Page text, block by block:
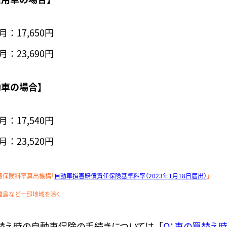
：17,650円
：23,690円
の場合】
：17,540円
：23,520円
険料率算出機構「自動車損害賠償責任保険基準料率（2023年1月18日届出） 」
など一部地域を除く